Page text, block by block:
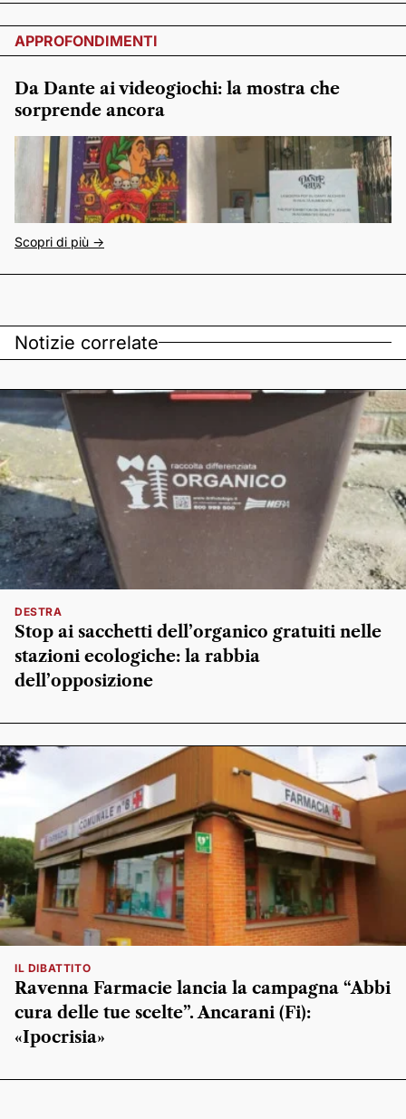
APPROFONDIMENTI
Da Dante ai videogiochi: la mostra che
sorprende ancora
Scopri di più ->
Notizie correlate
DESTRA
Stop ai sacchetti dell’organico gratuiti nelle
stazioni ecologiche: la rabbia
dell’opposizione
IL DIBATTITO
Ravenna Farmacie lancia la campagna “Abbi
cura delle tue scelte”. Ancarani (Fi):
«Ipocrisia»